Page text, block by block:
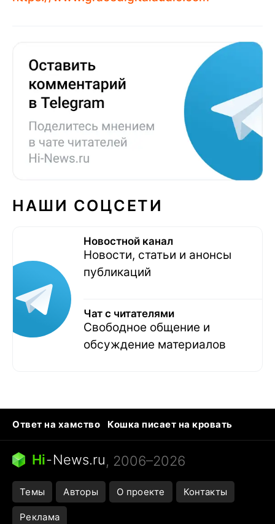
НАШИ СОЦСЕТИ
Новостной канал
Новости, статьи и анонсы
публикаций
Чат с читателями
Свободное общение и
обсуждение материалов
Ответ на хамство
Кошка писает на кровать
Тунцы в океанариуме
Следующая пандемия
Ядовитые пауки России
Открытие в Google Maps
Hi-News.ru, 2006–2026
Темы Авторы О проекте Контакты
Реклама